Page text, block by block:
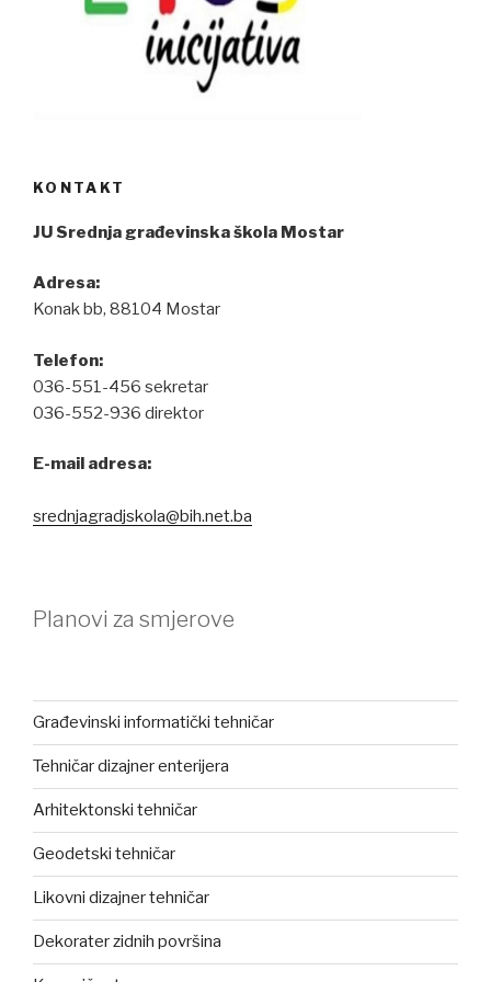
KONTAKT
JU Srednja građevinska škola Mostar
Adresa:
Konak bb, 88104 Mostar
Telefon:
036-551-456 sekretar
036-552-936 direktor
E-mail adresa:
srednjagradjskola@bih.net.ba
Planovi za smjerove
Građevinski informatički tehničar
Tehničar dizajner enterijera
Arhitektonski tehničar
Geodetski tehničar
Likovni dizajner tehničar
Dekorater zidnih površina